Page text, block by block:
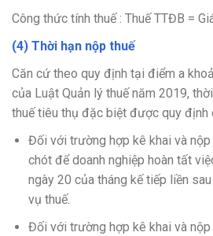
Công thức tính thuế : Thuế TTĐB =
(4) Thời hạn nộp thuế
Căn cứ theo quy định tại điểm a
của Luật Quản lý thuế năm 2019,
thuế tiêu thụ đặc biệt được quy định
Đối với trường hợp kê khai và nộp
chót để doanh nghiệp hoàn tất
ngày 20 của tháng kế tiếp liền
vụ thuế.
Đối với trường hợp kê khai và